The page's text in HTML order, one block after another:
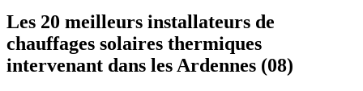
Les 20 meilleurs installateurs de
chauffages solaires thermiques
intervenant dans les Ardennes (08)